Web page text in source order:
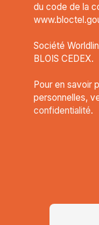
du code de la
Société
BLOIS CEDEX.
Pour en savoir
personnelles,
confidentialité.